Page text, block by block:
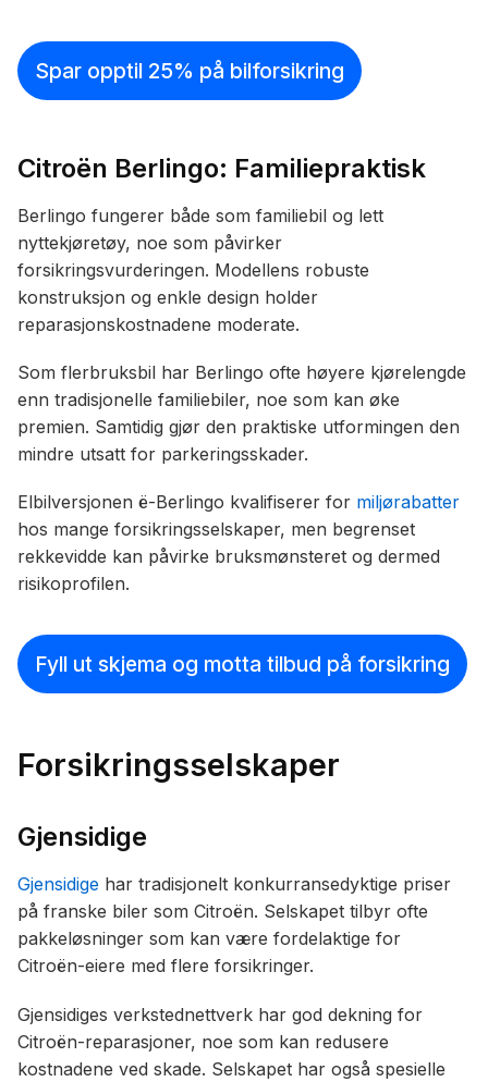
Spar opptil 25% på bilforsikring
Citroën Berlingo: Familiepraktisk
Berlingo fungerer både som familiebil og lett
nyttekjøretøy, noe som påvirker
forsikringsvurderingen. Modellens robuste
konstruksjon og enkle design holder
reparasjonskostnadene moderate.
Som flerbruksbil har Berlingo ofte høyere kjørelengde
enn tradisjonelle familiebiler, noe som kan øke
premien. Samtidig gjør den praktiske utformingen den
mindre utsatt for parkeringsskader.
Elbilversjonen ë-Berlingo kvalifiserer for miljørabatter
hos mange forsikringsselskaper, men begrenset
rekkevidde kan påvirke bruksmønsteret og dermed
risikoprofilen.
Fyll ut skjema og motta tilbud på forsikring
Forsikringsselskaper
Gjensidige
Gjensidige har tradisjonelt konkurransedyktige priser
på franske biler som Citroën. Selskapet tilbyr ofte
pakkeløsninger som kan være fordelaktige for
Citroën-eiere med flere forsikringer.
Gjensidiges verkstednettverk har god dekning for
Citroën-reparasjoner, noe som kan redusere
kostnadene ved skade. Selskapet har også spesielle